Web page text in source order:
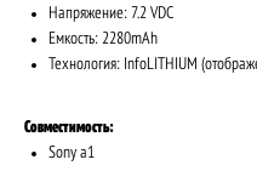
Напряжение: 7.2 VDC
Емкость: 2280mAh
Технология: InfoLITHIUM
Совместимость:
Sony a1